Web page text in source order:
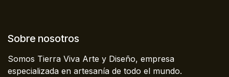
Sobre nosotros
Somos Tierra Viva Arte y Diseño, empresa
especializada en artesanía de todo el mundo.